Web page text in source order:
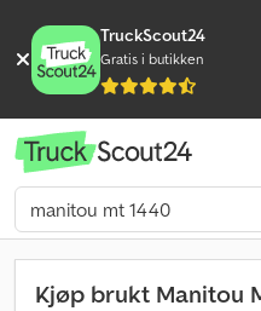
TruckScout24
Gratis i butikken
Kjøp brukt Manitou